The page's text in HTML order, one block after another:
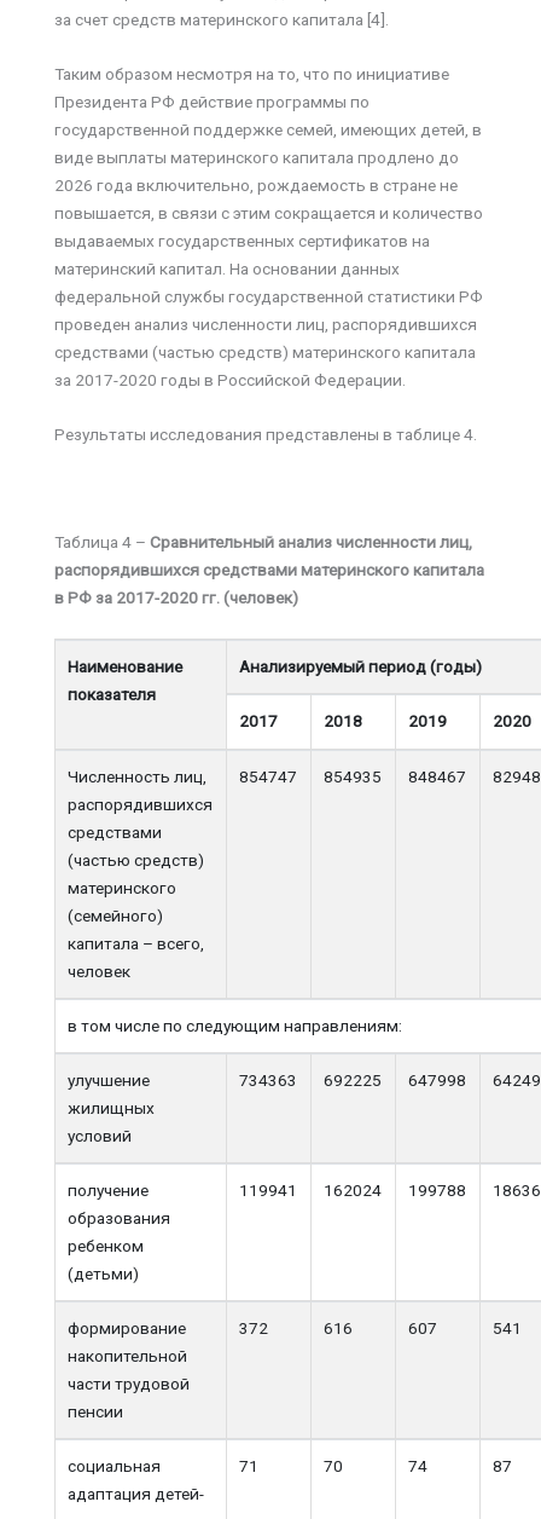
за счет средств материнского капитала [4].
Таким образом несмотря на то, что по инициативе
Президента РФ действие программы по
государственной поддержке семей, имеющих детей, в
виде выплаты материнского капитала продлено до
2026 года включительно, рождаемость в стране не
повышается, в связи с этим сокращается и количество
выдаваемых государственных сертификатов на
материнский капитал. На основании данных
федеральной службы государственной статистики РФ
проведен анализ численности лиц, распорядившихся
средствами (частью средств) материнского капитала
за 2017-2020 годы в Российской Федерации.
Результаты исследования представлены в таблице 4.
Таблица 4 – Сравнительный анализ численности лиц,
распорядившихся средствами материнского капитала
в РФ за 2017-2020 гг. (человек)
Наименование
показателя
Анализируемый период (годы)
2017 2018 2019 2020
Численность лиц,
распорядившихся
средствами
(частью средств)
материнского
(семейного)
капитала – всего,
человек
854747 854935 848467
в том числе по следующим направлениям:
улучшение
жилищных
условий
734363 692225 647998
получение
образования
ребенком
(детьми)
119941 162024 199788
формирование
накопительной
части трудовой
пенсии
372 616 607 541
социальная
адаптация детей-
71 70 74 87